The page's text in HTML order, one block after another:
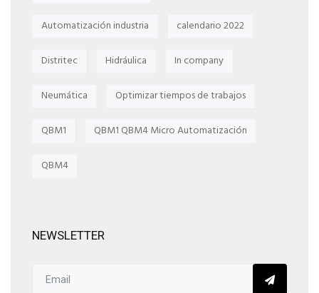
Automatización industria calendario 2022
Distritec Hidráulica In company
Neumática Optimizar tiempos de trabajos
QBM1 QBM1 QBM4 Micro Automatización
QBM4
NEWSLETTER